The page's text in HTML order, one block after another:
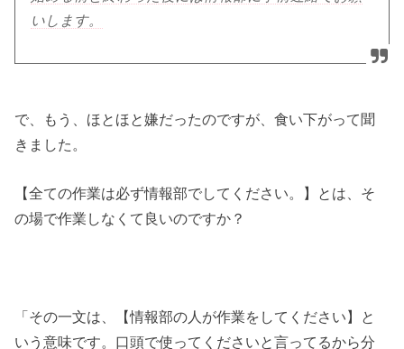
いします。
で、もう、ほとほと嫌だったのですが、食い下がって聞
きました。
【全ての作業は必ず情報部でしてください。】とは、そ
の場で作業しなくて良いのですか？
「その一文は、【情報部の人が作業をしてください】と
いう意味です。口頭で使ってくださいと言ってるから分